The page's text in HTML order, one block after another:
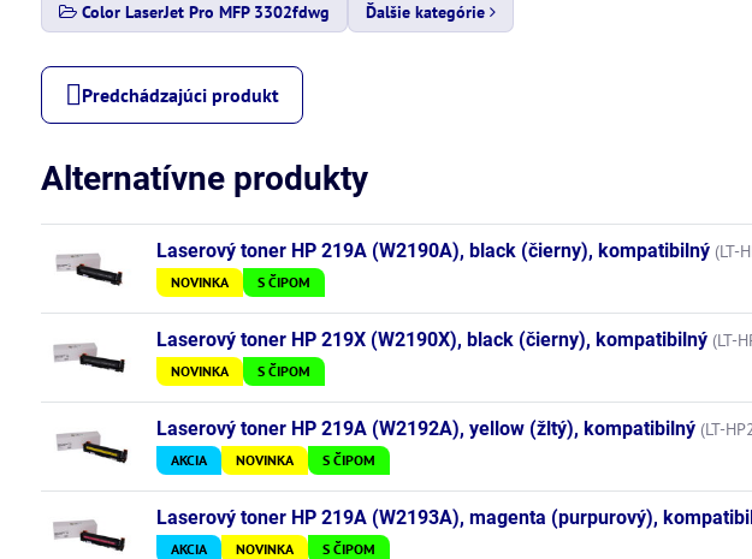
Color LaserJet Pro MFP 3302fdwg
Ďalšie kategórie
Predchádzajúci produkt
Alternatívne produkty
Laserový toner HP 219A (W2190A), black (čierny), kompatibilný (LT-
NOVINKA S ČIPOM
Laserový toner HP 219X (W2190X), black (čierny), kompatibilný (LT-
NOVINKA S ČIPOM
Laserový toner HP 219A (W2192A), yellow (žltý), kompatibilný (LT-
AKCIA NOVINKA S ČIPOM
Laserový toner HP 219A (W2193A), magenta (purpurový),
AKCIA NOVINKA S ČIPOM